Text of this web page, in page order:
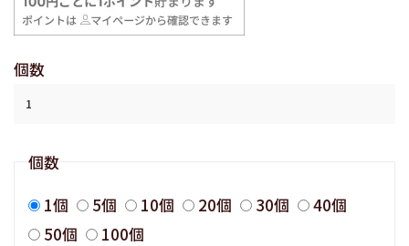
価
格
価
格
個数
個数
1個
5個 10個 20個 30個
40個
50個
100個